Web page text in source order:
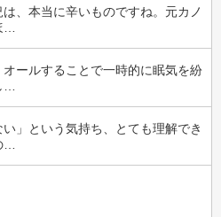
、本当に辛いものですね。元カノ
ールすることで一時的に眠気を紛
い」という気持ち、とても理解でき
…